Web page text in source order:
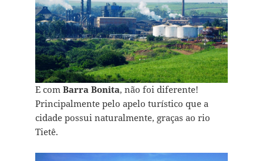
E com Barra Bonita, não foi diferente!
Principalmente pelo apelo turístico que a
cidade possui naturalmente, graças ao rio
Tietê.